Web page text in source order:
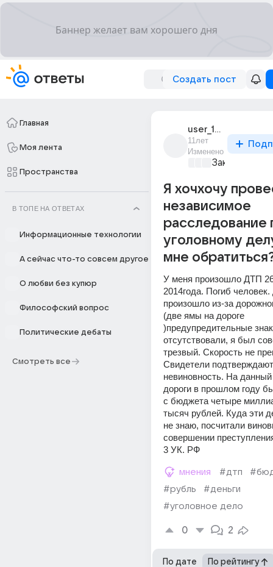
Создать пост
Главная
Моя лента
Пространства
В ТОПЕ НА ОТВЕТАХ
Информационные технологии
А сейчас что-то совсем другое
О любви без купюр
Философский вопрос
Политические дебаты
Смотреть все
user_194986651
11лет
Изменено
Закон и
Я хочхочу
независимое
расследование
уголовному
мне
У меня произошло ДТП
2014года. Погиб
произошло из-за
(две ямы на дороге
)предупредительные
отсутствовали, я был
трезвый. Скорость не
Свидетели
невиновность. На данный
дороги в прошлом году
с бюджета четыре
тысяч рублей. Куда эти
не знаю, посчитали
совершении
3 УК. РФ
мнения #дтп
#рубль
#деньги
#уголовное дело
0 2
По дате По рейтингу